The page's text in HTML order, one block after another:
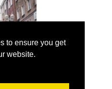
to ensure you get
website.
14. Februar